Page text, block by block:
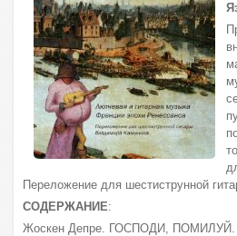
Переложение для шестиструнной
СОДЕРЖАНИЕ:
Жоскен Депре. ГОСПОДИ, ПОМИЛУЙ.